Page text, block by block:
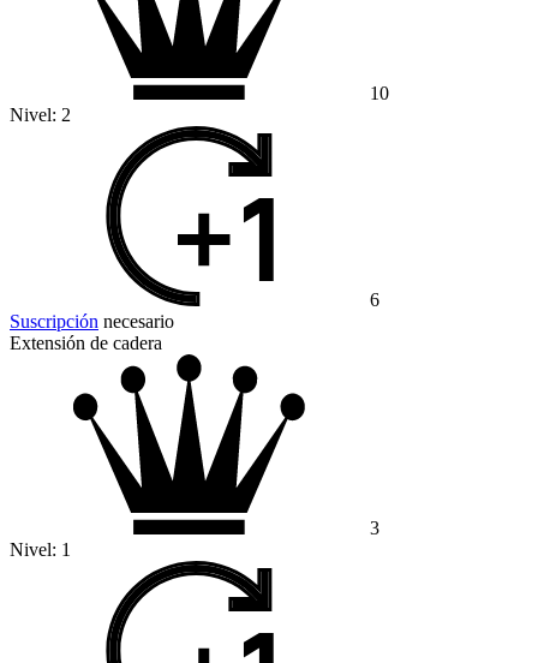
10
Nivel: 2
6
Suscripción necesario
Extensión de cadera
3
Nivel: 1